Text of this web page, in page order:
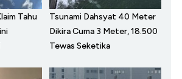
Tahu
Tsunami Dahsyat 40 Meter
Dikira Cuma 3 Meter, 18.500
Tewas Seketika